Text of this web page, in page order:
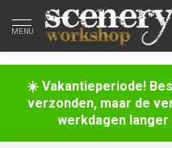
☀️ Vakantieperiode!
verzonden, maar de
werkdagen
MENU